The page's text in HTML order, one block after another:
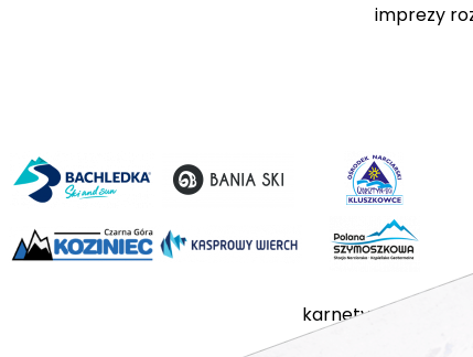
imprezy
karnetystacje